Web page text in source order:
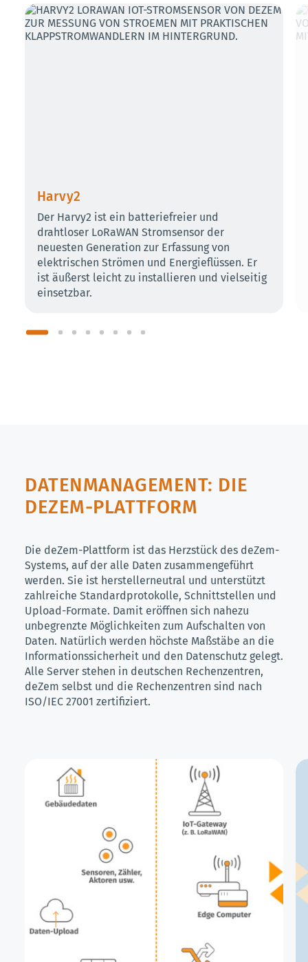
Harvy2
Der Harvy2 ist ein batteriefreier und
drahtloser LoRaWAN Stromsensor der
neuesten Generation zur Erfassung von
elektrischen Strömen und Energieflüssen. Er
ist äußerst leicht zu installieren und vielseitig
einsetzbar.
DATENMANAGEMENT: DIE
DEZEM-PLATTFORM
Die deZem-Plattform ist das Herzstück des deZem-
Systems, auf der alle Daten zusammengeführt
werden. Sie ist herstellerneutral und unterstützt
zahlreiche Standardprotokolle, Schnittstellen und
Upload-Formate. Damit eröffnen sich nahezu
unbegrenzte Möglichkeiten zum Aufschalten von
Daten. Natürlich werden höchste Maßstäbe an die
Informationssicherheit und den Datenschutz gelegt.
Alle Server stehen in deutschen Rechenzentren,
deZem selbst und die Rechenzentren sind nach
ISO/IEC 27001 zertifiziert.